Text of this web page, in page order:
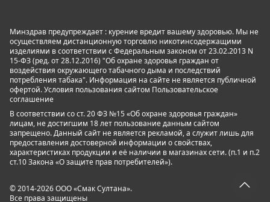
Минздрав предупреждает : курение вредит вашему здоровью. Мы не
осуществляем дистанционную торговлю никотинсодержащими
изделиями в соответствии с Федеральным законом от 23.02.2013 N
15-ФЗ (ред. от 28.12.2016) "Об охране здоровья граждан от
воздействия окружающего табачного дыма и последствий
потребления табака". Информация на сайте не является публичной
офертой. Условия пользования сайтом Пользовательское
соглашение
В соответствии со ст. 20 ФЗ №15 «Об охране здоровья граждан»
лицам, не достигшим 18 лет пользование данным сайтом
запрещено. Данный сайт не является рекламой, а служит лишь для
предоставления достоверной информации о свойствах,
характеристиках продукции и её наличии в магазинах сети. (п.1 и п.2
ст.10 Закона «О защите прав потребителей»).
© 2014-2026 ООО «Смак Султана».
Все права защищены